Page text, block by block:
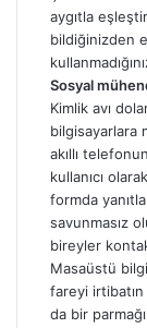
aygıtla
bildiğinizden
Sosyal
Kimlik avı
bilgisayarlara
akıllı
kullanıcı
formda
savunmasız
bireyler
Masaüstü
fareyi
da bir